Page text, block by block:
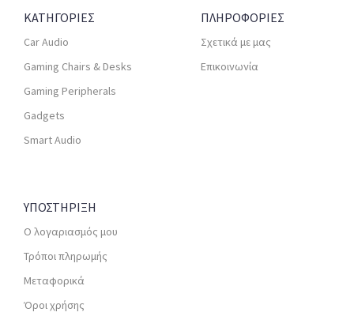
ΚΑΤΗΓΟΡΙΕΣ
Car Audio
Gaming Chairs & Desks
Gaming Peripherals
Gadgets
Smart Audio
ΠΛΗΡΟΦΟΡΙΕΣ
Σχετικά με μας
Επικοινωνία
ΥΠΟΣΤΗΡΙΞΗ
Ο λογαριασμός μου
Τρόποι πληρωμής
Μεταφορικά
Όροι χρήσης